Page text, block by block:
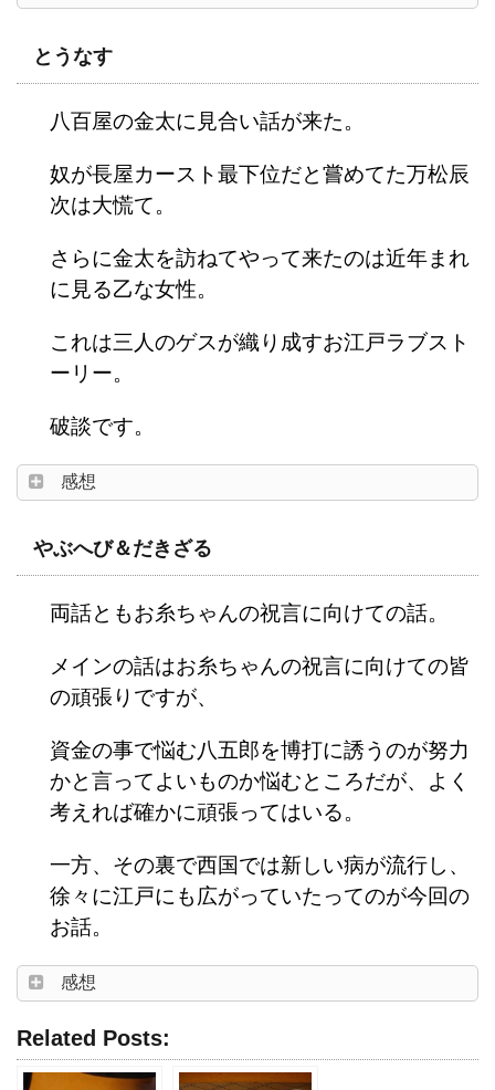
とうなす
八百屋の金太に見合い話が来た。
奴が長屋カースト最下位だと嘗めてた万松辰
次は大慌て。
さらに金太を訪ねてやって来たのは近年まれ
に見る乙な女性。
これは三人のゲスが織り成すお江戸ラブスト
ーリー。
破談です。
感想
やぶへび＆だきざる
両話ともお糸ちゃんの祝言に向けての話。
メインの話はお糸ちゃんの祝言に向けての皆
の頑張りですが、
資金の事で悩む八五郎を博打に誘うのが努力
かと言ってよいものか悩むところだが、よく
考えれば確かに頑張ってはいる。
一方、その裏で西国では新しい病が流行し、
徐々に江戸にも広がっていたってのが今回の
お話。
感想
Related Posts: